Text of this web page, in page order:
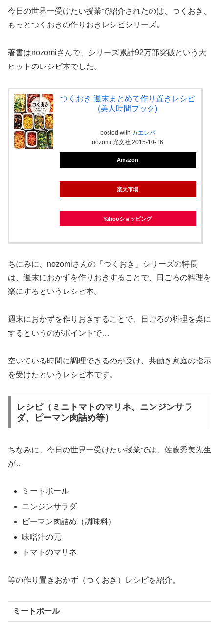
今日の世界一受けたい授業で紹介されたのは、つくおき、
もっとつくおきの作りおきレシピシリーズ。
著書はnozomiさんで、シリーズ累計92万部突破という大
ヒットのレシピ本でした。
つくおき 週末まとめて作り置きレシピ
(美人時間ブック)
posted with カエレバ
nozomi 光文社 2015-10-16
Amazon
楽天市場
Yahooショッピング
ちにみに、nozomiさんの「つくおき」シリーズの特長
は、週末におかずを作りおきすることで、日ごろの料理を
楽にするというレシピ本。
週末におかずを作りおきすることで、日ごろの料理を楽に
するというのがポイントで…
空いている時間に調理できるのが受け、共働き家庭の指示
を受けたというレシピ本です。
レシピ（ミニトマトのマリネ、ニンジンサラ
ダ、ピーマン肉詰め等）
ちなみに、今日の世界一受けたい授業では、佐藤秀美先生
が…
ミートボール
ニンジンサラダ
ピーマン肉詰め（調味料）
味噌汁の元
トマトのマリネ
等の作り置きおかず（つくおき）レシピを紹介。
ミートボール